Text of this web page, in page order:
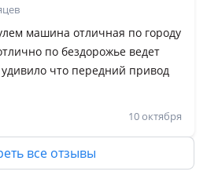
машина отличная по городу
по бездорожье ведет
что передний привод
10 октября
все отзывы